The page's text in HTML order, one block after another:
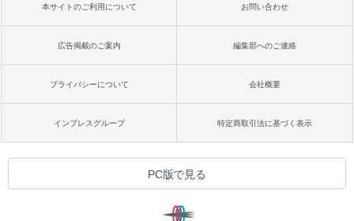
本サイトのご利用について お問い合わせ
広告掲載のご案内 編集部へのご連絡
プライバシーについて 会社概要
インプレスグループ 特定商取引法に基づく表示
PC版で見る